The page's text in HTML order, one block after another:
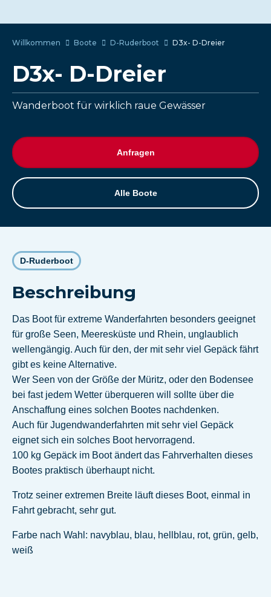
Willkommen Boote D-Ruderboot D3x- D-Dreier
D3x- D-Dreier
Wanderboot für wirklich raue Gewässer
Anfragen
Alle Boote
D-Ruderboot
Beschreibung
Das Boot für extreme Wanderfahrten besonders geeignet
für große Seen, Meeresküste und Rhein, unglaublich
wellengängig. Auch für den, der mit sehr viel Gepäck fährt
gibt es keine Alternative.
Wer Seen von der Größe der Müritz, oder den Bodensee
bei fast jedem Wetter überqueren will sollte über die
Anschaffung eines solchen Bootes nachdenken.
Auch für Jugendwanderfahrten mit sehr viel Gepäck
eignet sich ein solches Boot hervorragend.
100 kg Gepäck im Boot ändert das Fahrverhalten dieses
Bootes praktisch überhaupt nicht.
Trotz seiner extremen Breite läuft dieses Boot, einmal in
Fahrt gebracht, sehr gut.
Farbe nach Wahl: navyblau, blau, hellblau, rot, grün, gelb,
weiß